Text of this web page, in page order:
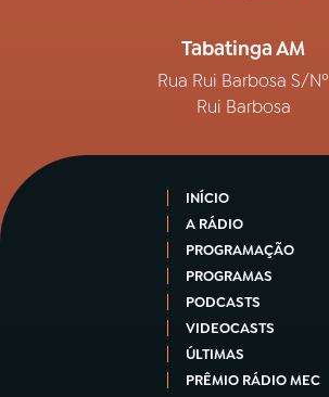
Tabatinga AM
Rua Rui Barbosa S/Nº
Rui Barbosa
INÍCIO
A RÁDIO
PROGRAMAÇÃO
PROGRAMAS
PODCASTS
VIDEOCASTS
ÚLTIMAS
PRÊMIO RÁDIO MEC